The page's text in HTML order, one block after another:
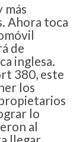
más
Ahora toca
de
inglesa.
380, este
los
lo
al